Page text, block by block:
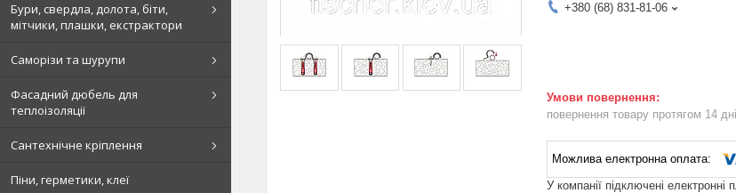
Бури, свердла, долота, біти,
мітчики, плашки, екстрактори
Саморізи та шурупи
Фасадний дюбель для
теплоізоляції
Сантехнічне кріплення
Піни, герметики, клеї
+380 (68) 831-81-06
повернення товару протягом 14
У компанії підключені